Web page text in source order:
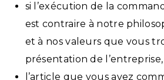
si l’exécution de la
est contraire à notre
et à nos valeurs que vous
présentation de l’entreprise,
l’article que vous avez